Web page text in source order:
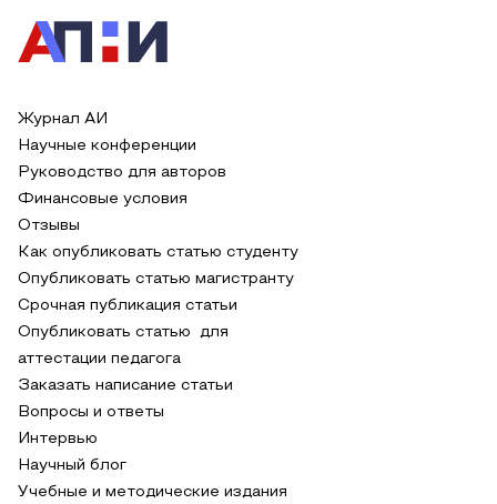
Журнал АИ
Научные конференции
Руководство для авторов
Финансовые условия
Отзывы
Как опубликовать статью студенту
Опубликовать статью магистранту
Срочная публикация статьи
Опубликовать статью для
аттестации педагога
Заказать написание статьи
Вопросы и ответы
Интервью
Научный блог
Учебные и методические издания